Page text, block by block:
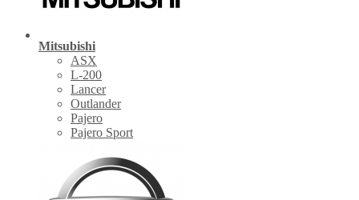
Mitsubishi
ASX
L-200
Lancer
Outlander
Pajero
Pajero Sport